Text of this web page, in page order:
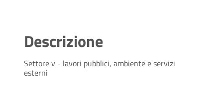
Descrizione
Settore v - lavori pubblici, ambiente e servizi
esterni